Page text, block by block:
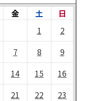
金 土
日
1
2
7 8
9
14 15
16
21 22
23